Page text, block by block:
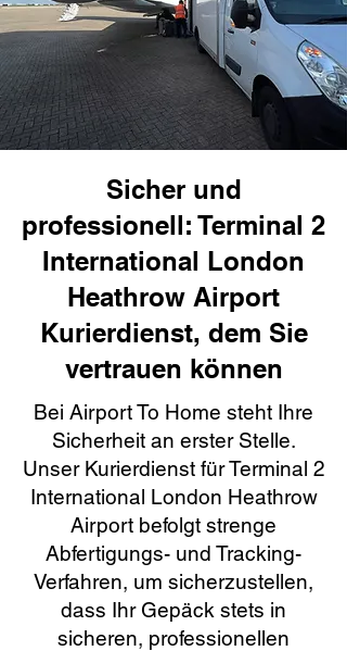
Sicher und
professionell: Terminal 2
International London
Heathrow Airport
Kurierdienst, dem Sie
vertrauen können
Bei Airport To Home steht Ihre
Sicherheit an erster Stelle.
Unser Kurierdienst für Terminal 2
International London Heathrow
Airport befolgt strenge
Abfertigungs- und Tracking-
Verfahren, um sicherzustellen,
dass Ihr Gepäck stets in
sicheren, professionellen